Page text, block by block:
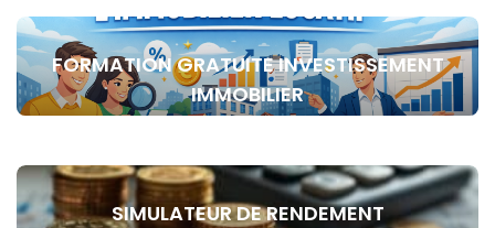
FORMATION GRATUITE INVESTISSEMENT
IMMOBILIER
SIMULATEUR DE RENDEMENT